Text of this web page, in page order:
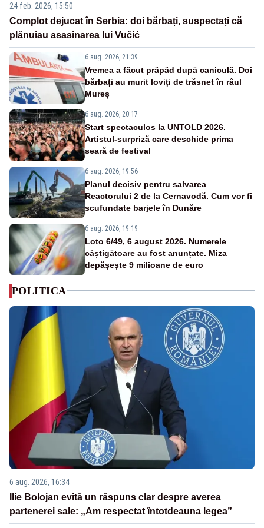
24 feb. 2026, 15:50
Complot dejucat în Serbia: doi bărbați, suspectați că
plănuiau asasinarea lui Vučić
6 aug. 2026, 21:39
Vremea a făcut prăpăd după caniculă. Doi
bărbați au murit loviți de trăsnet în râul
Mureș
6 aug. 2026, 20:17
Start spectaculos la UNTOLD 2026.
Artistul-surpriză care deschide prima
seară de festival
6 aug. 2026, 19:56
Planul decisiv pentru salvarea
Reactorului 2 de la Cernavodă. Cum vor fi
scufundate barjele în Dunăre
6 aug. 2026, 19:19
Loto 6/49, 6 august 2026. Numerele
câștigătoare au fost anunțate. Miza
depășește 9 milioane de euro
POLITICA
6 aug. 2026, 16:34
Ilie Bolojan evită un răspuns clar despre averea
partenerei sale: „Am respectat întotdeauna legea”